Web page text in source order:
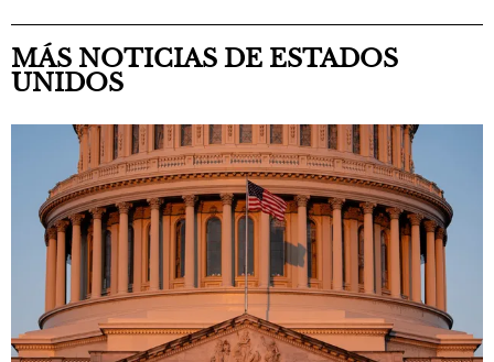
MÁS NOTICIAS DE ESTADOS
UNIDOS